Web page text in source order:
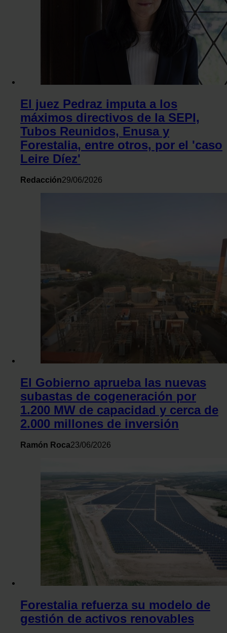
análisis web, quienes pueden combinarla con otra
les haya proporcionado o que hayan recopilado a partir del
El juez Pedraz imputa a los
máximos directivos de la SEPI,
Tubos Reunidos, Enusa y
Forestalia, entre otros, por el 'caso
Leire Díez'
Redacción29/06/2026
El Gobierno aprueba las nuevas
subastas de cogeneración por
1.200 MW de capacidad y cerca de
2.000 millones de inversión
Ramón Roca23/06/2026
Forestalia refuerza su modelo de
gestión de activos renovables